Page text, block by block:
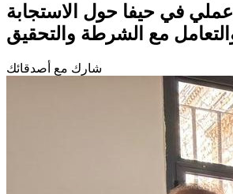
في حيفا حول الاستجابة
مع الشرطة والتحقيق
شارك مع أصدقائك